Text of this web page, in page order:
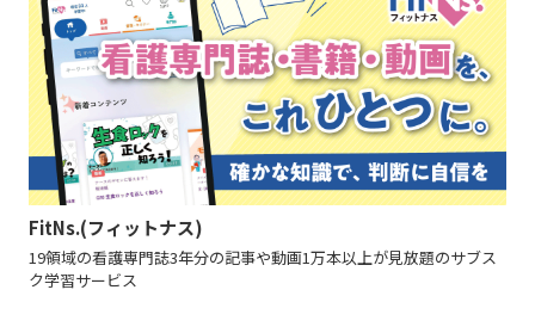
FitNs.(フィットナス)
19領域の看護専門誌3年分の記事や動画1万本以上が見放題のサブス
ク学習サービス